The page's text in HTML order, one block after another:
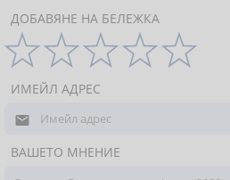
ДОБАВЯНЕ НА БЕЛЕЖКА
ИМЕЙЛ АДРЕС

ВАШЕТО МНЕНИЕ